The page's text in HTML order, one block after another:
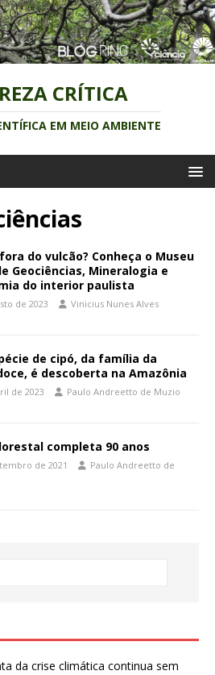
de ferramentas
CRÍTICA
EM MEIO AMBIENTE
do vulcão? Conheça o Museu
Geociências, Mineralogia e
do interior paulista
de 2023 Vinicius Nunes Alves
de cipó, da família da
é descoberta na Amazônia
de 2023 Paulo Andreetto de Muzio
completa 90 anos
de 2021
Paulo Andreetto de
da crise climática continua sem